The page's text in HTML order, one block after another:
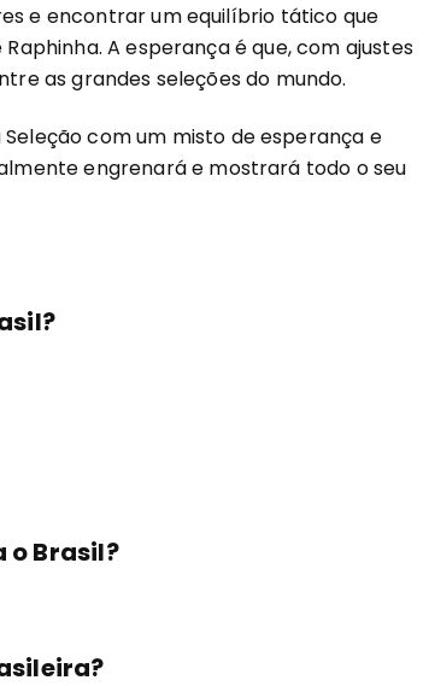
e encontrar um equilíbrio tático que
A esperança é que, com ajustes
as grandes seleções do mundo.
com um misto de esperança e
engrenará e mostrará todo o seu
Brasil?